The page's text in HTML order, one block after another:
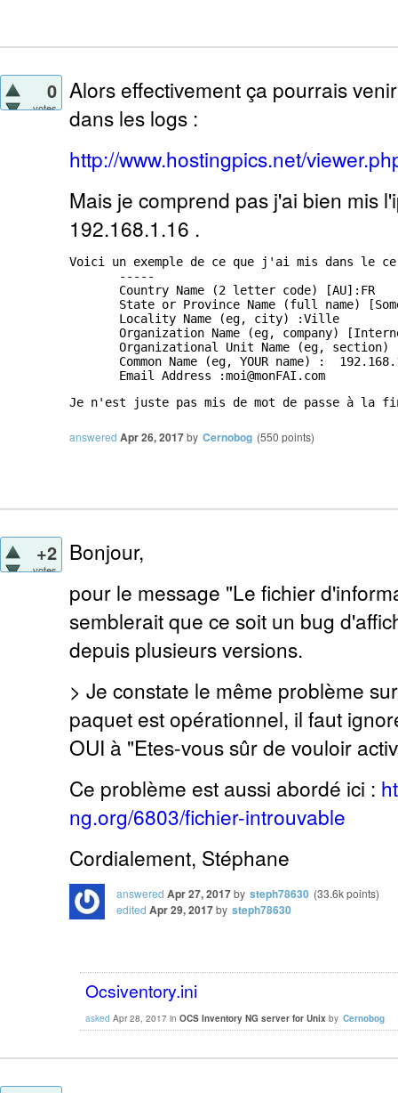
0
votes
Alors effectivement ça pourrais
dans les logs :
http://www.hostingpics.net/
Mais je comprend pas j'ai bien mis
192.168.1.16 .
Voici un exemple de ce que j'ai mis dans le
       -----
       Country Name (2 letter code) [AU]:FR
State or Province Name (full name)
       Locality Name (eg, city) :Ville
Organization Name (eg, company)
Organizational Unit Name (eg, section)
Common Name (eg, YOUR name) :
       Email Address :moi@monFAI.com
Je n'est juste pas mis de mot de passe à la
answered Apr 26, 2017by Cernobog (550 points)
+2
votes
Bonjour,
pour le message "Le fichier
semblerait que ce soit un bug
depuis plusieurs versions.
> Je constate le même problème
paquet est opérationnel, il faut
OUI à "Etes-vous sûr de vouloir
Ce problème est aussi abordé ici :
ng.org/6803/fichier-introuvable
Cordialement, Stéphane
answered Apr 27, 2017by steph78630 (33.6kpoints)
edited Apr 29, 2017by steph78630
Ocsiventory.ini
asked Apr 28, 2017 in OCS Inventory NG server for Unix by Cernobog